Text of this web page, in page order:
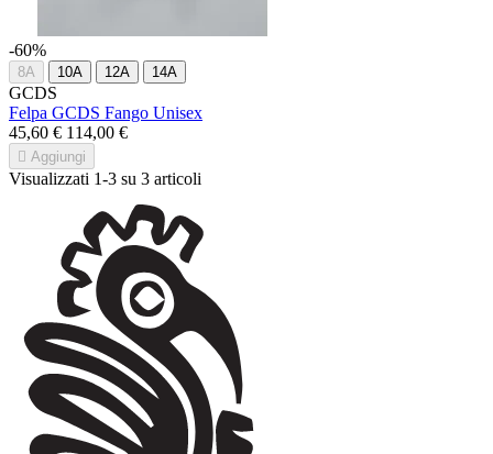
-60%
8A 10A 12A 14A
GCDS
Felpa GCDS Fango Unisex
45,60 € 114,00 €
 Aggiungi
Visualizzati 1-3 su 3 articoli